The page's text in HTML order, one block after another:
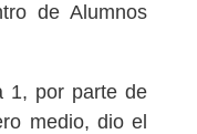
de Alumnos
1, por parte de
medio, dio el